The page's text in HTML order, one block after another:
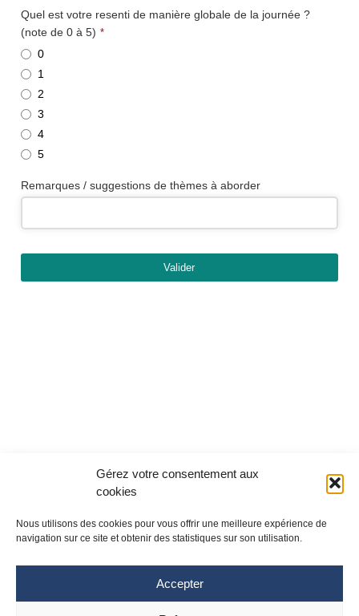
Gérez votre consentement aux
cookies
Nous utilisons des cookies pour vous offrir une meilleure expérience de
navigation sur ce site et obtenir des statistiques sur son utilisation.
Accepter
Website
URL *
Quel est votre resenti de manière globale de la journée ?
(note de 0 à 5) *
0
1
2
3
4
5
Remarques / suggestions de thèmes à aborder
Valider